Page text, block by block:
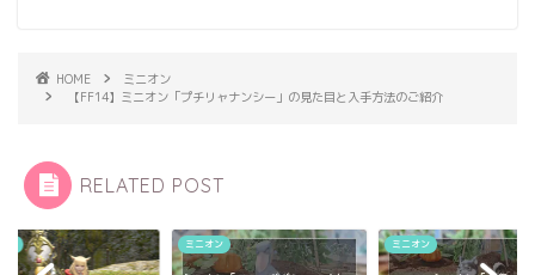
HOME
ミニオン
【FF14】ミニオン「プチリャナンシー」の見た目と入手方法のご紹介
RELATED POST
ミニオン ミニオン